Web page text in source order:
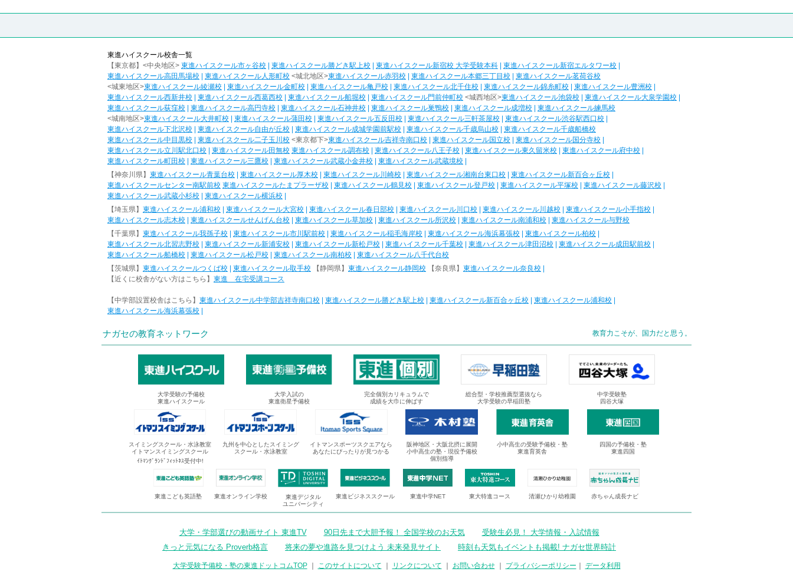
東進ハイスクール校舎一覧
【東京都】<中央地区> 東進ハイスクール市ヶ谷校 東進ハイスクール勝どき駅上校 東進ハイスクール新宿校 大学受験本科 東進ハイスクール新宿エルタワー校
東進ハイスクール高田馬場校
東進ハイスクール人形町校 <城北地区>東進ハイスクール赤羽校 東進ハイスクール本郷三丁目校
東進ハイスクール茗荷谷校
<城東地区>東進ハイスクール綾瀬校 東進ハイスクール金町校 東進ハイスクール亀戸校 東進ハイスクール北千住校 東進ハイスクール錦糸町校 東進ハイスクール豊洲校
東進ハイスクール西新井校
東進ハイスクール西葛西校 東進ハイスクール船堀校 東進ハイスクール門前仲町校 <城西地区>東進ハイスクール池袋校 東進ハイスクール大泉学園校
東進ハイスクール荻窪校
東進ハイスクール高円寺校 東進ハイスクール石神井校 東進ハイスクール巣鴨校 東進ハイスクール成増校
東進ハイスクール練馬校
<城南地区>東進ハイスクール大井町校 東進ハイスクール蒲田校 東進ハイスクール五反田校 東進ハイスクール三軒茶屋校 東進ハイスクール渋谷駅西口校
東進ハイスクール下北沢校
東進ハイスクール自由が丘校 東進ハイスクール成城学園前駅校 東進ハイスクール千歳烏山校
東進ハイスクール千歳船橋校
東進ハイスクール中目黒校
東進ハイスクール二子玉川校 <東京都下>東進ハイスクール吉祥寺南口校 東進ハイスクール国立校 東進ハイスクール国分寺校
東進ハイスクール立川駅北口校
東進ハイスクール田無校 東進ハイスクール調布校 東進ハイスクール八王子校 東進ハイスクール東久留米校 東進ハイスクール府中校
東進ハイスクール町田校
東進ハイスクール三鷹校 東進ハイスクール武蔵小金井校 東進ハイスクール武蔵境校
【神奈川県】 東進ハイスクール青葉台校 東進ハイスクール厚木校 東進ハイスクール川崎校 東進ハイスクール湘南台東口校 東進ハイスクール新百合ヶ丘校
東進ハイスクールセンター南駅前校 東進ハイスクールたまプラーザ校 東進ハイスクール鶴見校 東進ハイスクール登戸校 東進ハイスクール平塚校 東進ハイスクール藤沢校
東進ハイスクール武蔵小杉校
東進ハイスクール横浜校
【埼玉県】 東進ハイスクール浦和校 東進ハイスクール大宮校 東進ハイスクール春日部校 東進ハイスクール川口校 東進ハイスクール川越校 東進ハイスクール小手指校
東進ハイスクール志木校
東進ハイスクールせんげん台校 東進ハイスクール草加校 東進ハイスクール所沢校 東進ハイスクール南浦和校
東進ハイスクール与野校
【千葉県】 東進ハイスクール我孫子校 東進ハイスクール市川駅前校 東進ハイスクール稲毛海岸校 東進ハイスクール海浜幕張校 東進ハイスクール柏校
東進ハイスクール北習志野校
東進ハイスクール新浦安校 東進ハイスクール新松戸校 東進ハイスクール千葉校 東進ハイスクール津田沼校 東進ハイスクール成田駅前校
東進ハイスクール船橋校
東進ハイスクール松戸校 東進ハイスクール南柏校
東進ハイスクール八千代台校
【茨城県】 東進ハイスクールつくば校 東進ハイスクール取手校 【静岡県】 東進ハイスクール静岡校 【奈良県】 東進ハイスクール奈良校
【近くに校舎がない方はこちら】 東進 在宅受講コース
【中学部設置校舎はこちら】 東進ハイスクール中学部吉祥寺南口校 東進ハイスクール勝どき駅上校 東進ハイスクール新百合ヶ丘校 東進ハイスクール浦和校
東進ハイスクール海浜幕張校
ナガセの教育ネットワーク 教育力こそが、国力だと思う。
大学受験の予備校
東進ハイスクール
大学入試の
東進衛星予備校
完全個別カリキュラムで
成績を大巾に伸ばす
総合型・学校推薦型選抜なら
大学受験の早稲田塾
中学受験塾
四谷大塚
スイミングスクール・水泳教室
イトマンスイミングスクール
ｲﾄﾏﾝｸﾞﾗﾝﾄﾞﾌｨｯﾄﾈｽ受付中!
九州を中心としたスイミング
スクール・水泳教室
イトマンスポーツスクエアなら
あなたにぴったりが見つかる
阪神地区・大阪北摂に展開
小中高生の塾・現役予備校
個別指導
小中高生の受験予備校・塾
東進育英舎
四国の予備校・塾
東進四国
東進こども英語塾 東進オンライン学校
東進デジタル
ユニバーシティ
東進ビジネススクール 東進中学NET 東大特進コース 清瀬ひかり幼稚園 赤ちゃん成長ナビ
大学・学部選びの動画サイト 東進TV 90日先まで大胆予報！ 全国学校のお天気
受験生必見！ 大学情報・入試情報
きっと元気になる Proverb格言
将来の夢や進路を見つけよう 未来発見サイト 時刻も天気もイベントも掲載! ナガセ世界時計
大学受験予備校・塾の東進ドットコムTOP｜ このサイトについて リンクについて お問い合わせ｜ プライバシーポリシー データ利用